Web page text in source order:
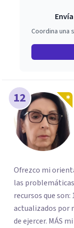
Coordina una
12
Ofrezco mi
las
recursos que son: 1. Conocimientos adquiridos y
actualizados por
de ejercer. MÁS